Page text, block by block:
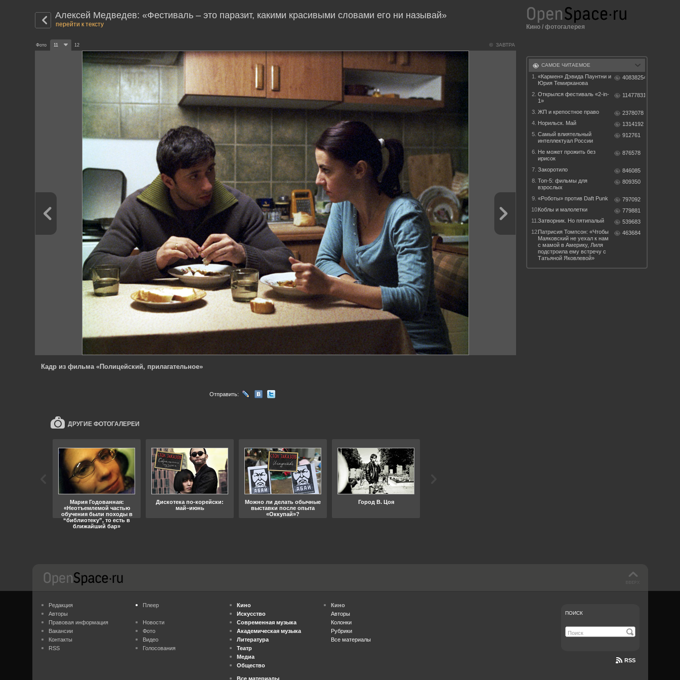
Алексей Медведев: «Фестиваль – это паразит, какими красивыми словами его ни называй»
перейти к тексту
© ЗАВТРА
Фото 11 12
Кадр из фильма «Полицейский, прилагательное»
Отправить:
ДРУГИЕ ФОТОГАЛЕРЕИ
Мария Годованная:
«Неотъемлемой частью
обучения были походы в
“библиотеку”, то есть в
ближайший бар»
Дискотека по-корейски:
май–июнь
Можно ли делать обычные
выставки после опыта
«Оккупай»?
Город В. Цоя
Кино / фотогалерея
САМОЕ ЧИТАЕМОЕ
1.
«Кармен» Дэвида Паунтни и
Юрия Темирканова
40838254
2. Открылся фестиваль «2-in-
1»
11477831
3. ЖП и крепостное право
2378078
4. Норильск. Май
1314192
5. Самый влиятельный
интеллектуал России
912761
6. Не может прожить без
ирисок
876578
7. Закоротило
846085
8. Топ-5: фильмы для
взрослых
809350
9. «Роботы» против Daft Punk
797092
10.Коблы и малолетки
779881
11.Затворник. Но пятипалый
539683
12.Патрисия Томпсон: «Чтобы
Маяковский не уехал к нам
с мамой в Америку, Лиля
подстроила ему встречу с
Татьяной Яковлевой»
463684
Редакция
Авторы
Правовая информация
Вакансии
Контакты
RSS
Плеер
Новости
Фото
Видео
Голосования
Кино
Искусство
Современная музыка
Академическая музыка
Литература
Театр
Медиа
Общество
Все материалы
Кино
Авторы
Колонки
Рубрики
Все материалы
ПОИСК
RSS